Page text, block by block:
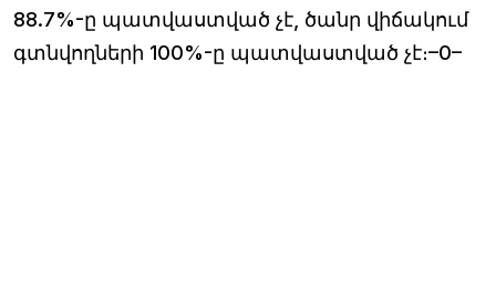
88.7%-ը պատվաստված չէ, ծանր վիճակում
գտնվողների 100%-ը պատվաստված չէ։–0–